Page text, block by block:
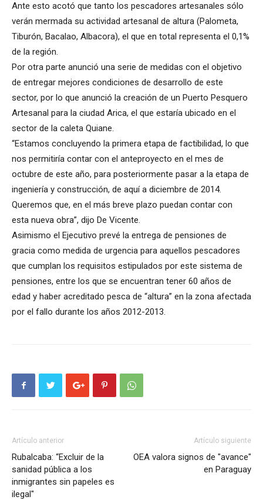
Ante esto acotó que tanto los pescadores artesanales sólo
verán mermada su actividad artesanal de altura (Palometa,
Tiburón, Bacalao, Albacora), el que en total representa el 0,1%
de la región.
Por otra parte anunció una serie de medidas con el objetivo
de entregar mejores condiciones de desarrollo de este
sector, por lo que anunció la creación de un Puerto Pesquero
Artesanal para la ciudad Arica, el que estaría ubicado en el
sector de la caleta Quiane.
“Estamos concluyendo la primera etapa de factibilidad, lo que
nos permitiría contar con el anteproyecto en el mes de
octubre de este año, para posteriormente pasar a la etapa de
ingeniería y construcción, de aquí a diciembre de 2014.
Queremos que, en el más breve plazo puedan contar con
esta nueva obra”, dijo De Vicente.
Asimismo el Ejecutivo prevé la entrega de pensiones de
gracia como medida de urgencia para aquellos pescadores
que cumplan los requisitos estipulados por este sistema de
pensiones, entre los que se encuentran tener 60 años de
edad y haber acreditado pesca de “altura” en la zona afectada
por el fallo durante los años 2012-2013.
Artículo anterior
Rubalcaba: “Excluir de la
sanidad pública a los
inmigrantes sin papeles es
ilegal"
Artículo siguiente
OEA valora signos de "avance"
en Paraguay